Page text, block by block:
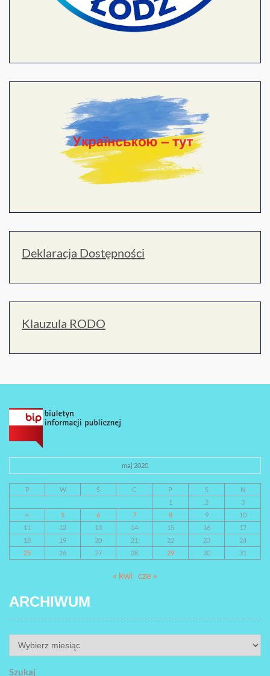
Deklaracja Dostępności
Klauzula RODO
maj 2020
P W Ś C P S
N
1
2
3
4
5 6 7 8 9
10
11
12 13 14 15 16
17
18
19 20 21 22 23
24
25
26 27 28 29 30 31
« kwi cze »
ARCHIWUM
ARCHIWUM
Szukaj